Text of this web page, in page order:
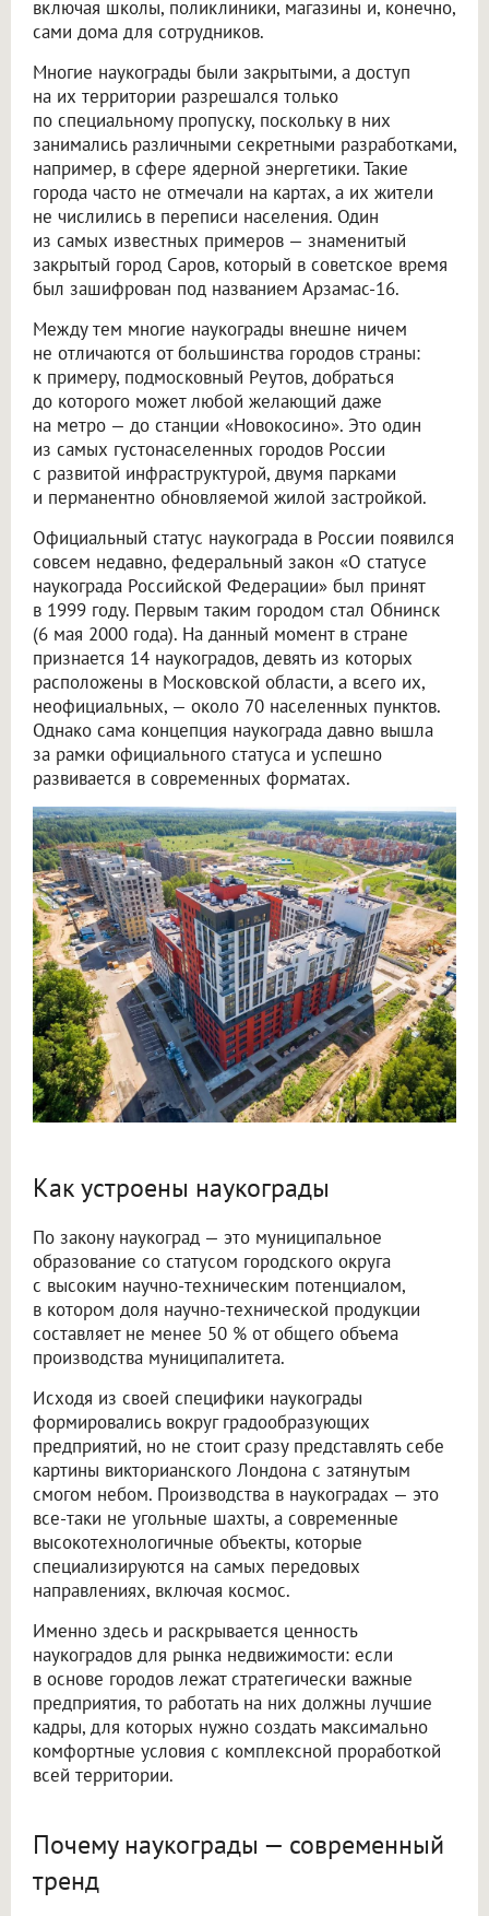
включая школы, поликлиники, магазины и, конечно,
сами дома для сотрудников.
Многие наукограды были закрытыми, а доступ
на их территории разрешался только
по специальному пропуску, поскольку в них
занимались различными секретными разработками,
например, в сфере ядерной энергетики. Такие
города часто не отмечали на картах, а их жители
не числились в переписи населения. Один
из самых известных примеров — знаменитый
закрытый город Саров, который в советское время
был зашифрован под названием Арзамас-16.
Между тем многие наукограды внешне ничем
не отличаются от большинства городов страны:
к примеру, подмосковный Реутов, добраться
до которого может любой желающий даже
на метро — до станции «Новокосино». Это один
из самых густонаселенных городов России
с развитой инфраструктурой, двумя парками
и перманентно обновляемой жилой застройкой.
Официальный статус наукограда в России появился
совсем недавно, федеральный закон «О статусе
наукограда Российской Федерации» был принят
в 1999 году. Первым таким городом стал Обнинск
(6 мая 2000 года). На данный момент в стране
признается 14 наукоградов, девять из которых
расположены в Московской области, а всего их,
неофициальных, — около 70 населенных пунктов.
Однако сама концепция наукограда давно вышла
за рамки официального статуса и успешно
развивается в современных форматах.
Как устроены наукограды
По закону наукоград — это муниципальное
образование со статусом городского округа
с высоким научно-техническим потенциалом,
в котором доля научно-технической продукции
составляет не менее 50 % от общего объема
производства муниципалитета.
Исходя из своей специфики наукограды
формировались вокруг градообразующих
предприятий, но не стоит сразу представлять себе
картины викторианского Лондона с затянутым
смогом небом. Производства в наукоградах — это
все-таки не угольные шахты, а современные
высокотехнологичные объекты, которые
специализируются на самых передовых
направлениях, включая космос.
Именно здесь и раскрывается ценность
наукоградов для рынка недвижимости: если
в основе городов лежат стратегически важные
предприятия, то работать на них должны лучшие
кадры, для которых нужно создать максимально
комфортные условия с комплексной проработкой
всей территории.
Почему наукограды — современный
тренд